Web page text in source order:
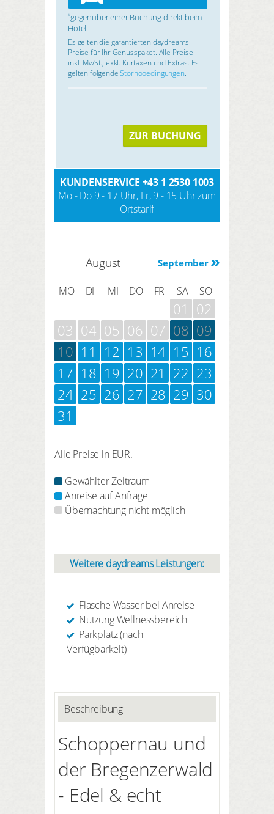
*gegenüber einer Buchung direkt beim
Hotel
Es gelten die garantierten daydreams-
Preise für Ihr Genusspaket. Alle Preise
inkl. MwSt., exkl. Kurtaxen und Extras. Es
gelten folgendeStornobedingungen.
ZUR BUCHUNG
KUNDENSERVICE +43 1 2530 1003
Mo - Do 9 - 17 Uhr, Fr, 9 - 15 Uhr zum
Ortstarif
September
August
MO DI MI DO FR SA SO
01
02
03 04 05 06 07 08 09
10 11 12 13 14 15 16
17 18 19 20 21 22 23
24 25 26 27 28 29 30
31
Alle Preise in EUR.
Gewählter Zeitraum
Anreise auf Anfrage
Übernachtung nicht möglich
Weitere daydreams Leistungen:
Flasche Wasser bei Anreise
Nutzung Wellnessbereich
Parkplatz (nach
Verfügbarkeit)
Beschreibung
Schoppernau und
der Bregenzerwald
- Edel & echt